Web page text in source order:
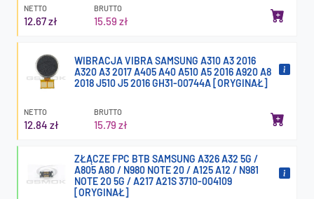
NETTO
12.67 zł
BRUTTO
15.59 zł
WIBRACJA VIBRA SAMSUNG A310 A3 2016
A320 A3 2017 A405 A40 A510 A5 2016 A920 A8
2018 J510 J5 2016 GH31-00744A [ORYGINAŁ]
NETTO
12.84 zł
BRUTTO
15.79 zł
ZŁĄCZE FPC BTB SAMSUNG A326 A32 5G /
A805 A80 / N980 NOTE 20 / A125 A12 / N981
NOTE 20 5G / A217 A21S 3710-004109
[ORYGINAŁ]